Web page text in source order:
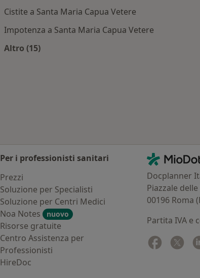
Cistite a Santa Maria Capua Vetere
Impotenza a Santa Maria Capua Vetere
Altro (15)
Per i professionisti sanitari
Prezzi
Soluzione per Specialisti
Soluzione per Centri Medici
Noa Notes
nuovo
Risorse gratuite
Centro Assistenza per
Professionisti
HireDoc
Contatti
MioDottore -
Docplanner
Piazzale
00196 Roma
Partita IVA e
Facebook
si apresi